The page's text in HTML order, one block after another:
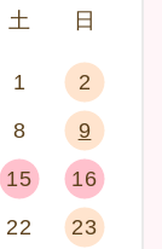
土 日
1
2
8
9
15
16
22
23